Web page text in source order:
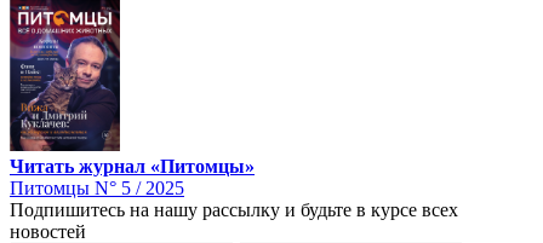
Читать журнал «Питомцы»
Питомцы N° 5 / 2025
Подпишитесь на нашу рассылку и будьте в курсе всех
новостей